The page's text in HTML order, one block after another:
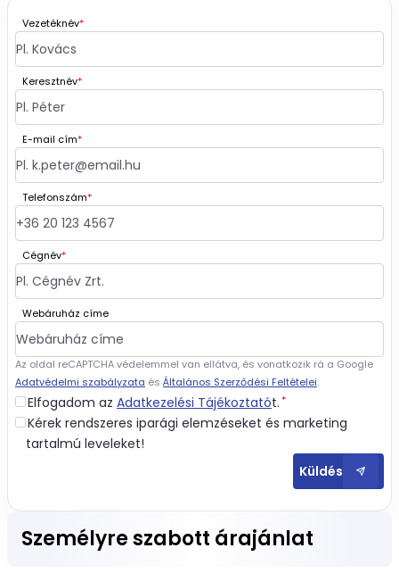
Vezetéknév*
Keresztnév*
E-mail cím*
Telefonszám*
Cégnév*
Webáruház címe
Az oldal reCAPTCHA védelemmel van ellátva, és vonatkozik rá a Google
Adatvédelmi szabályzata és Általános Szerződési Feltételei.
Elfogadom az Adatkezelési Tájékoztatót.*
Kérek rendszeres iparági elemzéseket és marketing
tartalmú leveleket!
Küldés
Személyre szabott árajánlat